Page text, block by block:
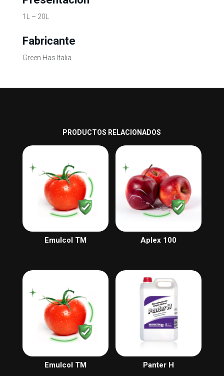
1L – 20L
Fabricante
Green Has Italia
PRODUCTOS RELACIONADOS
Emulcol TM Aplex 100
Emulcol TM Panter H